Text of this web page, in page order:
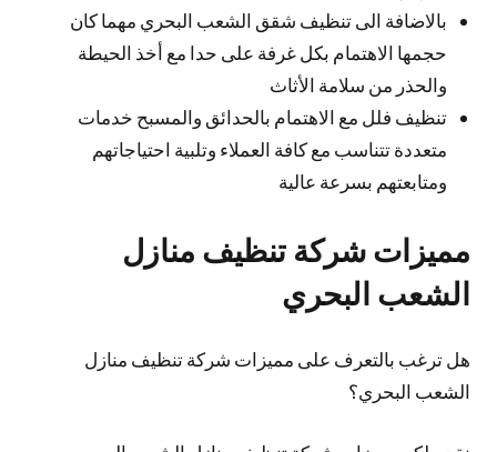
بالاضافة الى تنظيف شقق الشعب البحري مهما كان
حجمها الاهتمام بكل غرفة على حدا مع أخذ الحيطة
والحذر من سلامة الأثاث
تنظيف فلل مع الاهتمام بالحدائق والمسبح خدمات
متعددة تتناسب مع كافة العملاء وتلبية احتياجاتهم
ومتابعتهم بسرعة عالية
مميزات شركة تنظيف منازل
الشعب البحري
هل ترغب بالتعرف على مميزات شركة تنظيف منازل
الشعب البحري؟